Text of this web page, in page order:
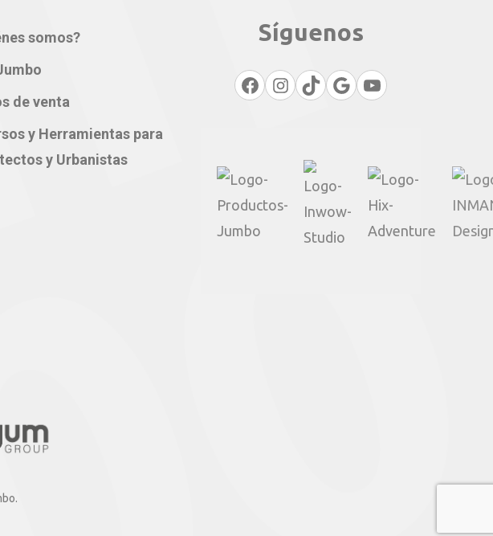
somos?
de venta
y Herramientas para
y Urbanistas
Síguenos
Facebook
Instagram
TikTok
GoogleYouTube